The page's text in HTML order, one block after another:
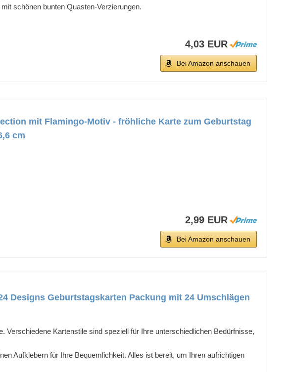
schönen bunten Quasten-Verzierungen.
4,03 EUR
Bei Amazon anschauen
mit Flamingo-Motiv - fröhliche Karte zum Geburtstag
cm
2,99 EUR
Bei Amazon anschauen
Designs Geburtstagskarten Packung mit 24 Umschlägen
Verschiedene Kartenstile sind speziell für Ihre unterschiedlichen Bedürfnisse,
Aufklebern für Ihre Bequemlichkeit. Alles ist bereit, um Ihren aufrichtigen